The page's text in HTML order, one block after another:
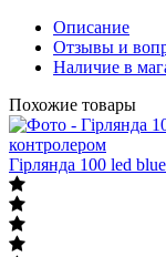
Описание
Отзывы и
Наличие в
Похожие товары
Гірлянда 100 led